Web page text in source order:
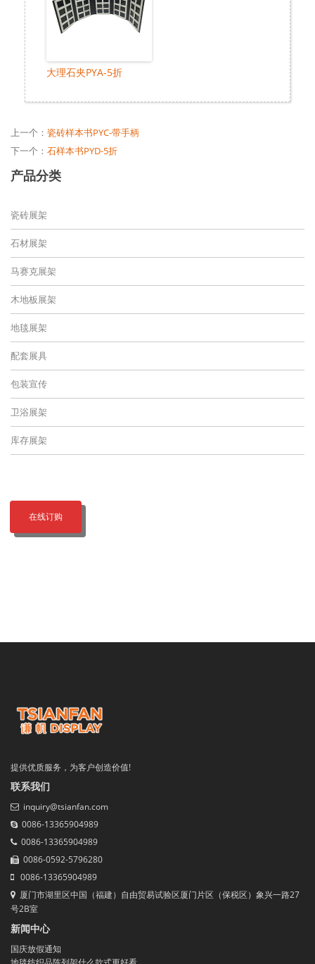
大理石夹PYA-5折
上一个： 瓷砖样本书PYC-带手柄
下一个： 石样本书PYD-5折
产品分类
瓷砖展架
石材展架
马赛克展架
木地板展架
地毯展架
配套展具
包装宣传
卫浴展架
库存展架
在线订购
提供优质服务，为客户创造价值!
联系我们
inquiry@tsianfan.com
0086-13365904989
0086-13365904989
0086-0592-5796280
0086-13365904989
厦门市湖里区中国（福建）自由贸易试验区厦门片区（保税区）象兴一路27
号2B室
新闻中心
国庆放假通知